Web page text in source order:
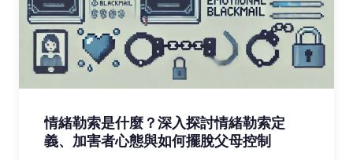
情緒勒索是什麼？深入探討情緒勒索定
義、加害者心態與如何擺脫父母控制